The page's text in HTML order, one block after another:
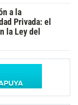
a la
Privada: el
la Ley del